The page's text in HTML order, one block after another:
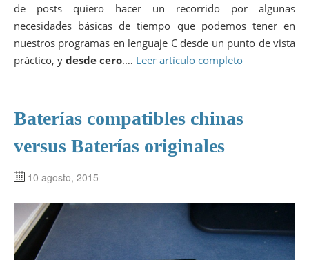
de posts quiero hacer un recorrido por algunas
necesidades básicas de tiempo que podemos tener en
nuestros programas en lenguaje C desde un punto de vista
práctico, y desde cero.… Leer artículo completo
Baterías compatibles chinas
versus Baterías originales
10 agosto, 2015